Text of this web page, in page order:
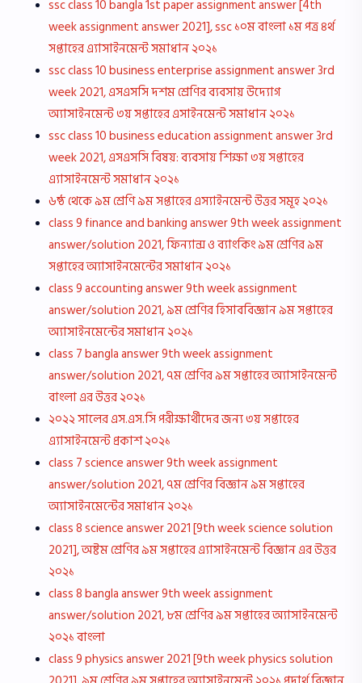
ssc class 10 bangla 1st paper assignment answer [4th
week assignment answer 2021], ssc ১০ম বাংলা ১ম পত্র ৪র্থ
সপ্তাহের এ্যাসাইনমেন্ট সমাধান ২০২১
ssc class 10 business enterprise assignment answer 3rd
week 2021, এসএসসি দশম শ্রেণির ব্যবসায় উদ্যোগ
অ্যাসাইনমেন্ট ৩য় সপ্তাহের এসাইনমেন্ট সমাধান ২০২১
ssc class 10 business education assignment answer 3rd
week 2021, এসএসসি বিষয়: ব্যবসায় শিক্ষা ৩য় সপ্তাহের
এ্যাসাইনমেন্ট সমাধান ২০২১
৬ষ্ঠ থেকে ৯ম শ্রেণি ৯ম সপ্তাহের এস্যাইনমেন্ট উত্তর সমূহ ২০২১
class 9 finance and banking answer 9th week assignment
answer/solution 2021, ফিন্যান্স ও ব্যাংকিং ৯ম শ্রেণির ৯ম
সপ্তাহের অ্যাসাইনমেন্টের সমাধান ২০২১
class 9 accounting answer 9th week assignment
answer/solution 2021, ৯ম শ্রেণির হিসাববিজ্ঞান ৯ম সপ্তাহের
অ্যাসাইনমেন্টের সমাধান ২০২১
class 7 bangla answer 9th week assignment
answer/solution 2021, ৭ম শ্রেণির ৯ম সপ্তাহের অ্যাসাইনমেন্ট
বাংলা এর উত্তর ২০২১
২০২২ সালের এস.এস.সি পরীক্ষার্থীদের জন্য ৩য় সপ্তাহের
এ্যাসাইনমেন্ট প্রকাশ ২০২১
class 7 science answer 9th week assignment
answer/solution 2021, ৭ম শ্রেণির বিজ্ঞান ৯ম সপ্তাহের
অ্যাসাইনমেন্টের সমাধান ২০২১
class 8 science answer 2021 [9th week science solution
2021], অষ্টম শ্রেণির ৯ম সপ্তাহের এ্যাসাইনমেন্ট বিজ্ঞান এর উত্তর
২০২১
class 8 bangla answer 9th week assignment
answer/solution 2021, ৮ম শ্রেণির ৯ম সপ্তাহের অ্যাসাইনমেন্ট
২০২১ বাংলা
class 9 physics answer 2021 [9th week physics solution